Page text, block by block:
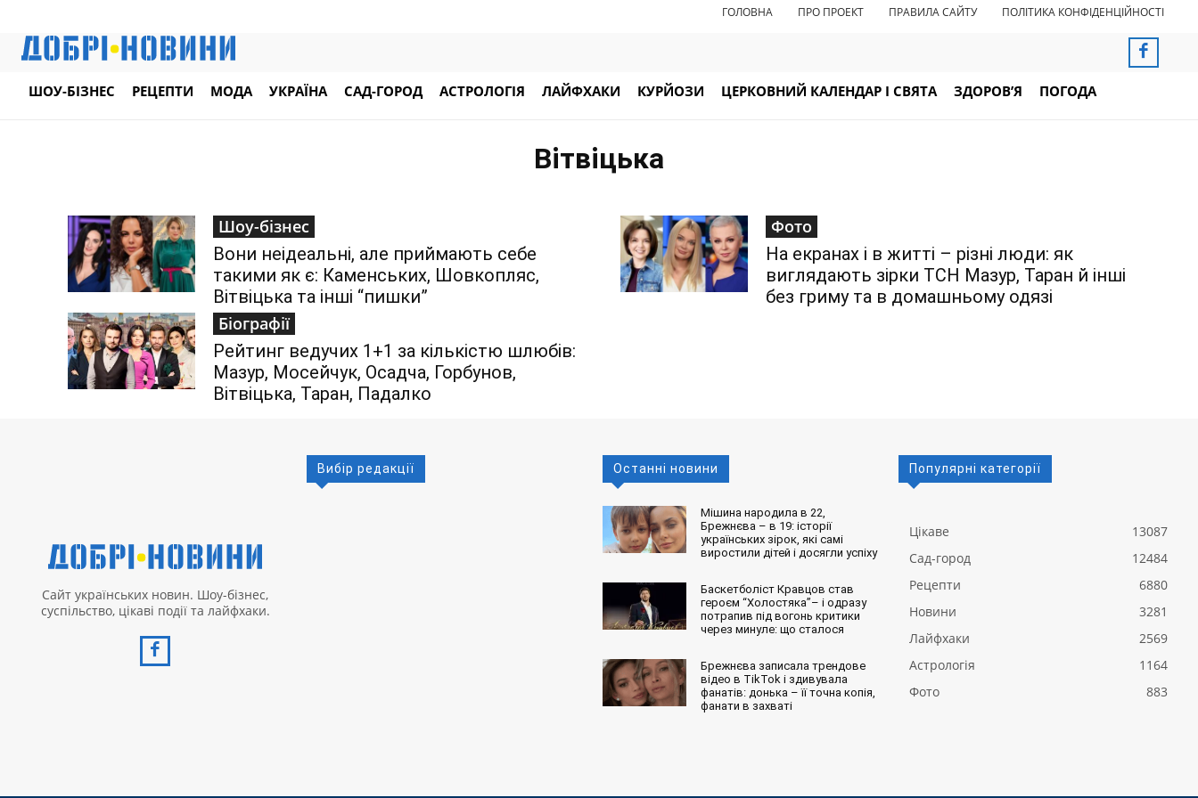
ГОЛОВНА ПРО ПРОЕКТ ПРАВИЛА САЙТУ ПОЛІТИКА КОНФІДЕНЦІЙНОСТІ
ШОУ-БІЗНЕС РЕЦЕПТИ МОДА УКРАЇНА САД-ГОРОД АСТРОЛОГІЯ ЛАЙФХАКИ КУРЙОЗИ ЦЕРКОВНИЙ КАЛЕНДАР І СВЯТА ЗДОРОВ’Я ПОГОДА
Вітвіцька
Шоу-бізнес
Вони неідеальні, але приймають себе
такими як є: Каменських, Шовкопляс,
Вітвіцька та інші “пишки”
Фото
На екранах і в житті – різні люди: як
виглядають зірки ТСН Мазур, Таран й інші
без гриму та в домашньому одязі
Біографії
Рейтинг ведучих 1+1 за кількістю шлюбів:
Мазур, Мосейчук, Осадча, Горбунов,
Вітвіцька, Таран, Падалко
Сайт українських новин. Шоу-бізнес,
суспільство, цікаві події та лайфхаки.
Вибір редакції Останні новини
Мішина народила в 22,
Брежнєва – в 19: історії
українських зірок, які самі
виростили дітей і досягли успіху
Баскетболіст Кравцов став
героєм “Холостяка”– і одразу
потрапив під вогонь критики
через минуле: що сталося
Брежнєва записала трендове
відео в TikTok і здивувала
фанатів: донька – її точна копія,
фанати в захваті
Популярні категорії
Цікаве
13087
Сад-город
12484
Рецепти
6880
Новини
3281
Лайфхаки
2569
Астрологія
1164
Фото
883